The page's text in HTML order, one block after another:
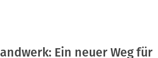
Ein neuer Weg für